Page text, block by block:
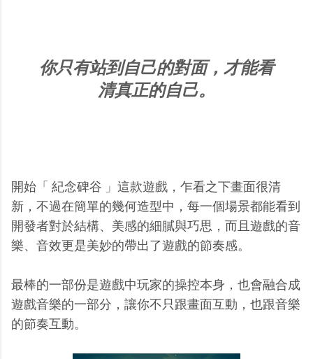
你只有站到自己的對面，才能看
清真正的自己。
開始「 紀念碑谷 」這款遊戲，乍看之下畫面很清
新，不過在簡單的幾何造型中，每一個場景都能看到
開發者對於結構、美感的細膩與巧思，而且遊戲的音
樂、音效更是美妙的帶出了遊戲的節奏感。
最棒的一部份是遊戲中玩家的操控本身，也會融合成
遊戲音樂的一部分，讓你不只跟畫面互動，也跟音樂
的節奏互動。